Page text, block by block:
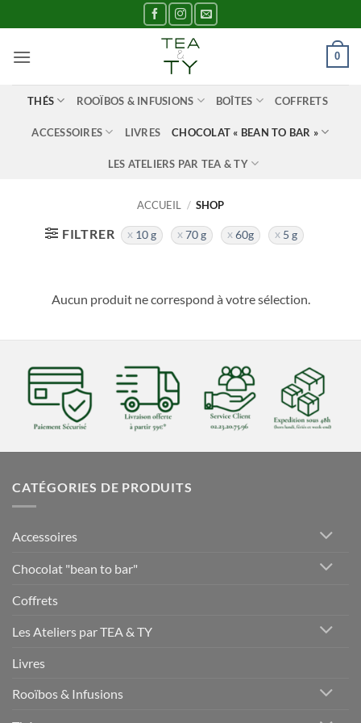
au
contenu
0
THÉS ROOÏBOS & INFUSIONS BOÎTES COFFRETS
ACCESSOIRES LIVRES CHOCOLAT « BEAN TO BAR »
LES ATELIERS PAR TEA & TY
ACCUEIL / SHOP
FILTRER 10 g 70 g 60g 5 g
Aucun produit ne correspond à votre sélection.
CATÉGORIES DE PRODUITS
Accessoires
Chocolat "bean to bar"
Coffrets
Les Ateliers par TEA & TY
Livres
Rooïbos & Infusions